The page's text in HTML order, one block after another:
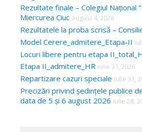
Rezultate finale – Colegiul Național
Miercurea Ciuc august 4, 2026
Rezultatele la proba scrisă –
Model Cerere_admitere_Etapa-II
Locuri libere pentru etapa
Etapa II_admitere_HR iulie 31, 2026
Repartizare cazuri speciale iulie 31,
Precizări privind ședințele publice
data de 5 și 6 august 2026 iulie 28,